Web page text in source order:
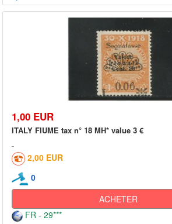
1,00 EUR
ITALY FIUME tax n° 18 MH* value 3 €
2,00 EUR
0
ACHETER
FR - 29***